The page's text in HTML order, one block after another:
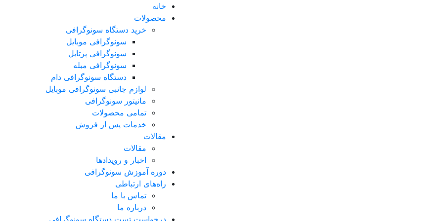
خانه
محصولات
خرید دستگاه سونوگرافی
سونوگرافی موبایل
سونوگرافی پرتابل
سونوگرافی مبله
دستگاه سونوگرافی دام
لوازم جانبی سونوگرافی موبایل
مانیتور سونوگرافی
تمامی محصولات
خدمات پس از فروش
مقالات
مقالات
اخبار و رویدادها
دوره آموزش سونوگرافی
راه‌های ارتباطی
تماس با ما
درباره ما
درخواست تست دستگاه سونوگرافی